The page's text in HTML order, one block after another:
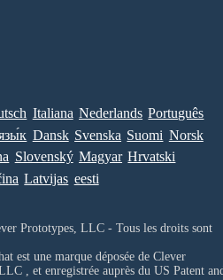
Italiana Nederlands Português
Dansk Svenska Suomi Norsk
Slovenský Magyar Hrvatski
Latvijas eesti
Prototypes, LLC - Tous les droits sont
est une marque déposée de Clever
, et enregistrée auprès du US Patent